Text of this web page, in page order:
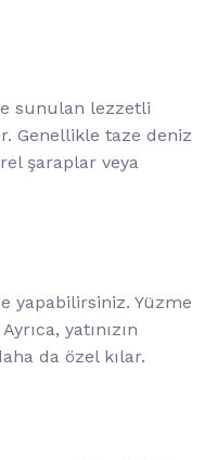
sunulan lezzetli
Genellikle taze deniz
şaraplar veya
yapabilirsiniz. Yüzme
yatınızın
da özel kılar.